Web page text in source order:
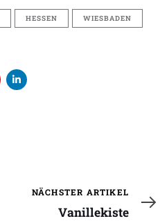
HESSEN WIESBADEN
Nächster
Artikel
NÄCHSTER ARTIKEL
Vanillekiste